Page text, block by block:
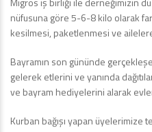
nüfusuna göre 5-6-8 kilo olarak
kesilmesi, paketlenmesi ve
Bayramın son gününde
gelerek etlerini ve yanında
ve bayram hediyelerini alarak
Kurban bağışı yapan üyelerimize